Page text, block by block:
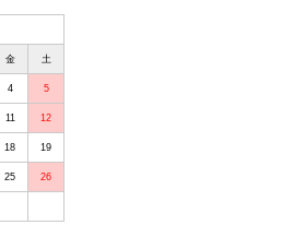
金 土
4 5
11 12
18 19
25 26